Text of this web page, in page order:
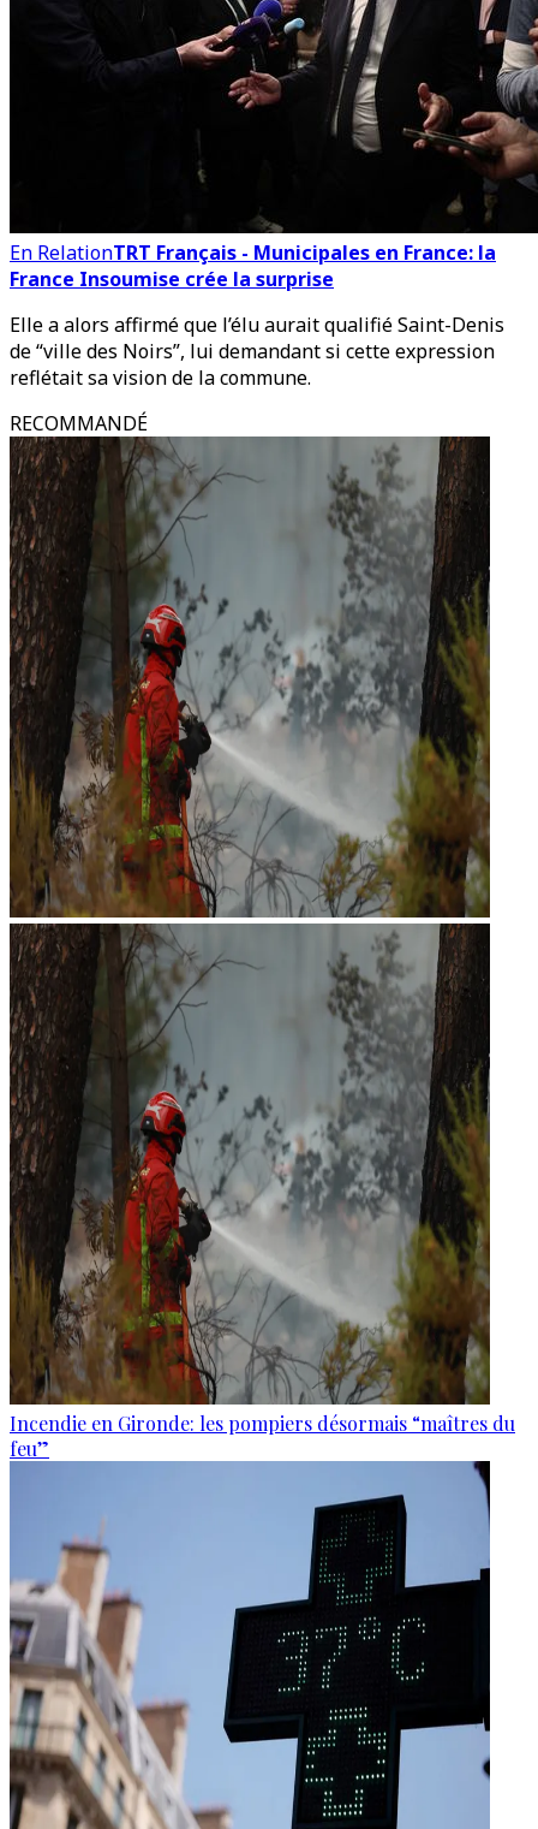
En RelationTRT Français - Municipales en France: la
France Insoumise crée la surprise
Elle a alors affirmé que l’élu aurait qualifié Saint-Denis
de “ville des Noirs”, lui demandant si cette expression
reflétait sa vision de la commune.
RECOMMANDÉ
Incendie en Gironde: les pompiers désormais “maîtres du
feu”